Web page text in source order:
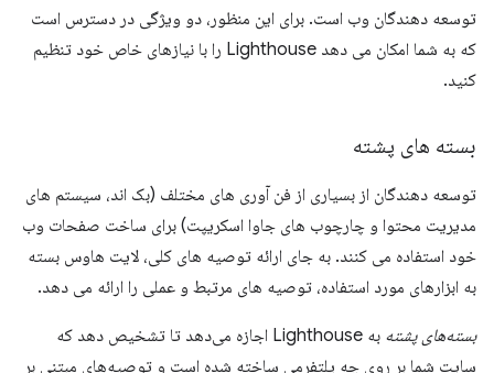
توسعه دهندگان وب است. برای این منظور، دو ویژگی در دسترس است
که به شما امکان می دهد Lighthouse را با نیازهای خاص خود تنظیم
کنید.
بسته های پشته
توسعه دهندگان از بسیاری از فن آوری های مختلف (بک اند، سیستم های
مدیریت محتوا و چارچوب های جاوا اسکریپت) برای ساخت صفحات وب
خود استفاده می کنند. به جای ارائه توصیه های کلی، لایت هاوس بسته
به ابزارهای مورد استفاده، توصیه های مرتبط و عملی را ارائه می دهد.
بسته‌های پشته
به Lighthouse اجازه می‌دهد تا تشخیص دهد که
سایت شما بر روی چه پلتفرمی ساخته شده است و توصیه‌های مبتنی بر